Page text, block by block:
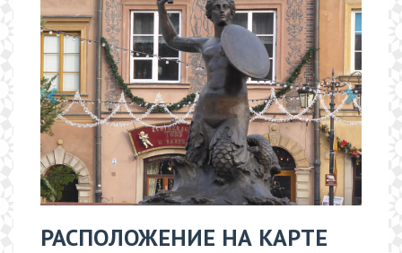
РАСПОЛОЖЕНИЕ НА КАРТЕ